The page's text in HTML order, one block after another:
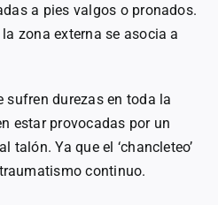
a pies valgos o pronados.
zona externa se asocia a
sufren durezas en toda la
estar provocadas por un
talón. Ya que el ‘chancleteo’
continuo.